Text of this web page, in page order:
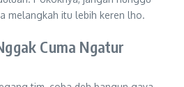
melangkah itu lebih keren lho.
Cuma Ngatur